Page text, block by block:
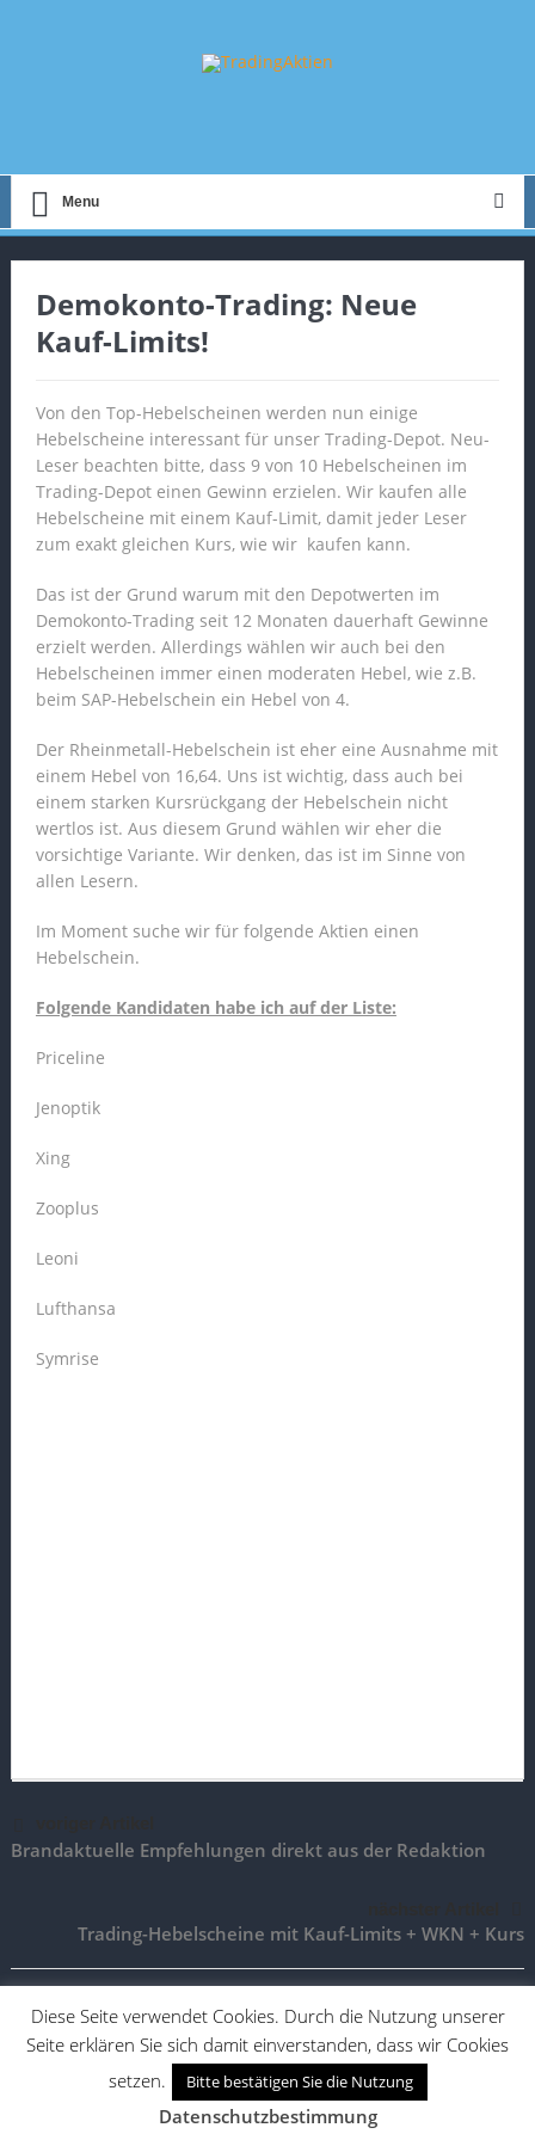
Menu
Demokonto-Trading: Neue
Kauf-Limits!
Von den Top-Hebelscheinen werden nun einige
Hebelscheine interessant für unser Trading-Depot. Neu-
Leser beachten bitte, dass 9 von 10 Hebelscheinen im
Trading-Depot einen Gewinn erzielen. Wir kaufen alle
Hebelscheine mit einem Kauf-Limit, damit jeder Leser
zum exakt gleichen Kurs, wie wir kaufen kann.
Das ist der Grund warum mit den Depotwerten im
Demokonto-Trading seit 12 Monaten dauerhaft Gewinne
erzielt werden. Allerdings wählen wir auch bei den
Hebelscheinen immer einen moderaten Hebel, wie z.B.
beim SAP-Hebelschein ein Hebel von 4.
Der Rheinmetall-Hebelschein ist eher eine Ausnahme mit
einem Hebel von 16,64. Uns ist wichtig, dass auch bei
einem starken Kursrückgang der Hebelschein nicht
wertlos ist. Aus diesem Grund wählen wir eher die
vorsichtige Variante. Wir denken, das ist im Sinne von
allen Lesern.
Im Moment suche wir für folgende Aktien einen
Hebelschein.
Folgende Kandidaten habe ich auf der Liste:
Priceline
Jenoptik
Xing
Zooplus
Leoni
Lufthansa
Symrise
Brandaktuelle Empfehlungen direkt aus der Redaktion
Trading-Hebelscheine mit Kauf-Limits + WKN + Kurs
TradingAktien.de |Impressum|Vertrag widerrufen|Vertrag
kündigen
Desktop Version Mobile Version
Diese Seite verwendet Cookies. Durch die Nutzung unserer
Seite erklären Sie sich damit einverstanden, dass wir Cookies
setzen.
Bitte bestätigen Sie die Nutzung
Datenschutzbestimmung